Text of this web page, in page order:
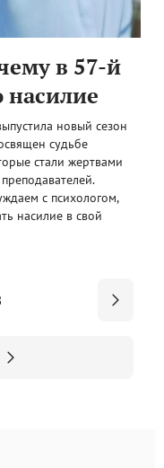
в 57-й
насилие
новый сезон
судьбе
стали жертвами
с психологом,
насилие в свой